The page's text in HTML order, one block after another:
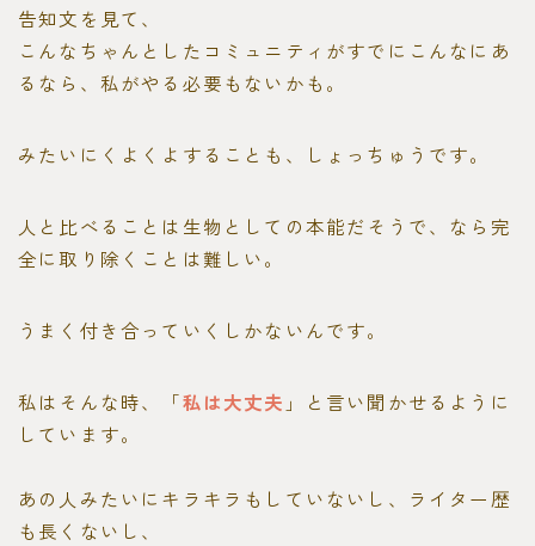
告知文を見て、
こんなちゃんとしたコミュニティがすでにこんなにあ
るなら、私がやる必要もないかも。
みたいにくよくよすることも、しょっちゅうです。
人と比べることは生物としての本能だそうで、なら完
全に取り除くことは難しい。
うまく付き合っていくしかないんです。
私はそんな時、「私は大丈夫 」と言い聞かせるように
しています。
あの人みたいにキラキラもしていないし、ライター歴
も長くないし、